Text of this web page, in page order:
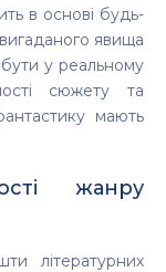
в основі будь-
явища
бути у реальному
сюжету та
мають
жанру
літературних